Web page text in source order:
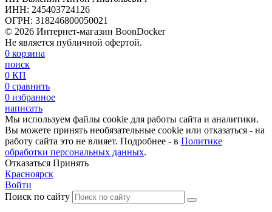
ИНН: 245403724126
ОГРН: 318246800050021
© 2026 Интернет-магазин BoonDocker
Не является публичной офертой.
0 корзина
поиск
0 КП
0 сравнить
0 избранное
написать
Мы используем файлы cookie для работы сайта и аналитики.
Вы можете принять необязательные cookie или отказаться - на
работу сайта это не влияет. Подробнее - в Политике
обработки персональных данных.
Отказаться Принять
Красноярск
Войти
Поиск по сайту